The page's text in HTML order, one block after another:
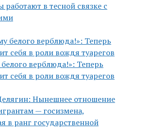
работают в тесной связке с
верблюда!»: Теперь
себя в роли вождя туарегов